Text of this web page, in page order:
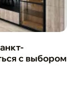
с выбором